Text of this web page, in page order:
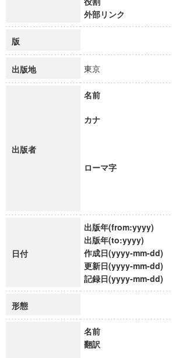
外部リンク
版
出版地 東京
出版者
名前
カナ
ローマ字
日付
出版年(from:yyyy)
出版年(to:yyyy)
作成日(yyyy-mm-dd)
更新日(yyyy-mm-dd)
記録日(yyyy-mm-dd)
形態
名前
翻訳